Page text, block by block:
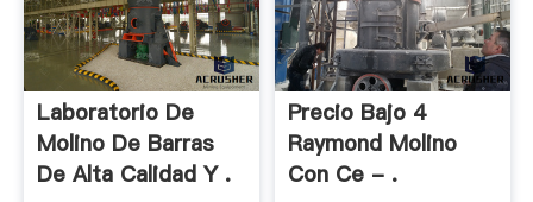
Laboratorio De
Molino De Barras
De Alta Calidad Y .
Precio Bajo 4
Raymond Molino
Con Ce - .